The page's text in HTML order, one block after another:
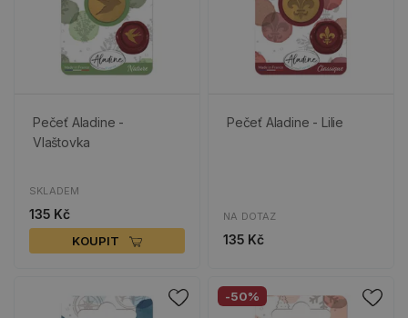
Pečeť Aladine -
Vlaštovka
SKLADEM
135 Kč
KOUPIT
Pečeť Aladine - Lilie
NA DOTAZ
135 Kč
-50%